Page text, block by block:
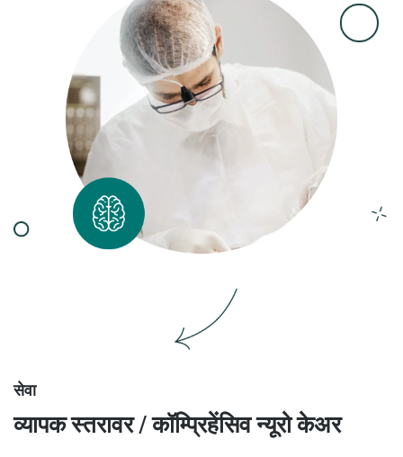
सेवा
व्यापक स्तरावर / कॉम्प्रिहेंसिव न्यूरो केअर